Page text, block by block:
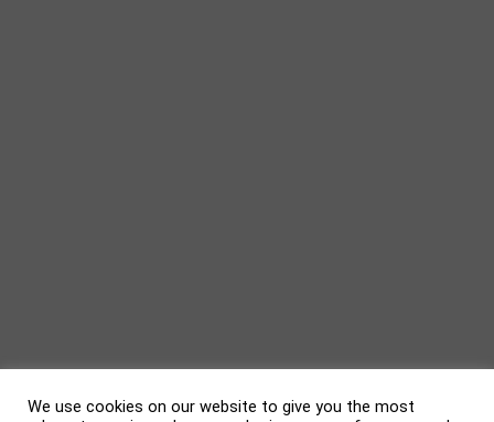
We use cookies on our website to give you the most